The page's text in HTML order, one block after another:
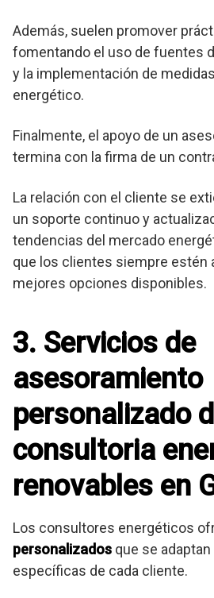
Además, suelen promover
fomentando el uso de fuentes
y la implementación de
energético.
Finalmente, el apoyo de un
termina con la firma de un
La relación con el cliente se
un soporte continuo y
tendencias del mercado
que los clientes siempre estén
mejores opciones disponibles.
3. Servicios de
asesoramiento
personalizado
consultoria
renovables en
Los consultores energéticos
personalizados que se
específicas de cada cliente.